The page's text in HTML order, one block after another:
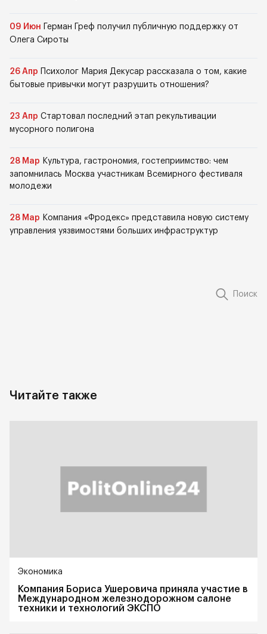
09 Июн
Герман Греф получил публичную поддержку от
Олега Сироты
26 Апр
Психолог Мария Декусар рассказала о том, какие
бытовые привычки могут разрушить отношения?
23 Апр Стартовал последний этап рекультивации
мусорного полигона
28 Мар Культура, гастрономия, гостеприимство: чем
запомнилась Москва участникам Всемирного фестиваля
молодежи
28 Мар Компания «Фродекс» представила новую систему
управления уязвимостями больших инфраструктур
Поиск
Читайте также
Экономика
Компания Бориса Ушеровича приняла участие в
Международном железнодорожном салоне
техники и технологий ЭКСПО